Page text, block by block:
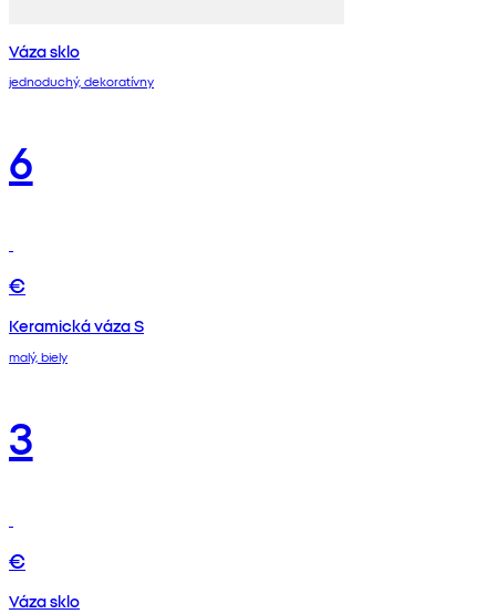
Váza sklo
jednoduchý, dekoratívny
6
€
Keramická váza S
malý, biely
3
€
Váza sklo